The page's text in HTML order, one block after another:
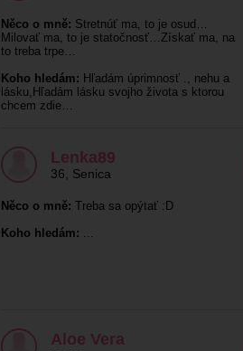
Něco o mně: Stretnúť ma, to je osud…
Milovať ma, to je statočnosť…Získať ma, na
to treba trpe…
Koho hledám: Hľadám úprimnosť ., nehu a
lásku,Hľadám lásku svojho života s ktorou
chcem zdie…
Lenka89
36 Senica
Něco o mně: Treba sa opýtať :D
Koho hledám: ...
Aloe Vera